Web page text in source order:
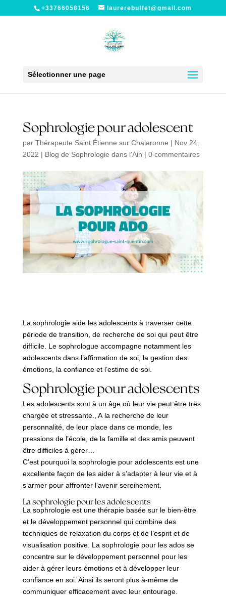
+33766058156 laurerebuffet@gmail.com
Sélectionner une page
Sophrologie pour adolescent
par Thérapeute Saint Étienne sur Chalaronne | Nov 24,
2022 | Blog de Sophrologie dans l'Ain | 0 commentaires
La sophrologie aide les adolescents à traverser cette
période de transition, de recherche de soi qui peut être
difficile. Le sophrologue accompagne notamment les
adolescents dans l’affirmation de soi, la gestion des
émotions, la confiance et l’estime de soi.
Sophrologie pour adolescents
Les adolescents sont à un âge où leur vie peut être très
chargée et stressante., A la recherche de leur
personnalité, de leur place dans ce monde, les
pressions de l’école, de la famille et des amis peuvent
être difficiles à gérer…
C’est pourquoi la sophrologie pour adolescents est une
excellente façon de les aider à s’adapter à leur vie et à
s’armer pour affronter l’avenir sereinement.
La sophrologie pour les adolescents
La sophrologie est une thérapie basée sur le bien-être
et le développement personnel qui combine des
techniques de relaxation du corps et de l’esprit et de
visualisation positive. La sophrologie pour les ados se
concentre sur le développement personnel pour les
aider à gérer leurs émotions et à développer leur
confiance en soi. Ainsi ils seront plus à-même de
communiquer efficacement avec leur entourage.